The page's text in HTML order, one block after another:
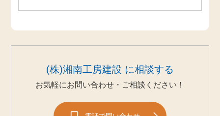
(株)湘南工房建設 に相談する
お気軽にお問い合わせ・ご相談ください！